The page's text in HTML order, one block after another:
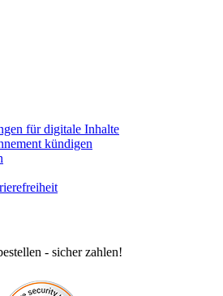
für digitale Inhalte
kündigen
- sicher zahlen!